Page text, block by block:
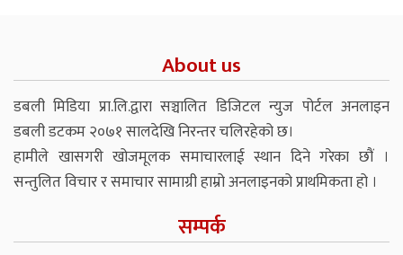
About us
डबली मिडिया प्रा.लि.द्वारा सञ्चालित डिजिटल न्युज पोर्टल अनलाइन
डबली डटकम २०७१ सालदेखि निरन्तर चलिरहेको छ।
हामीले खासगरी खोजमूलक समाचारलाई स्थान दिने गरेका छौं ।
सन्तुलित विचार र समाचार सामाग्री हाम्रो अनलाइनको प्राथमिकता हो ।
सम्पर्क